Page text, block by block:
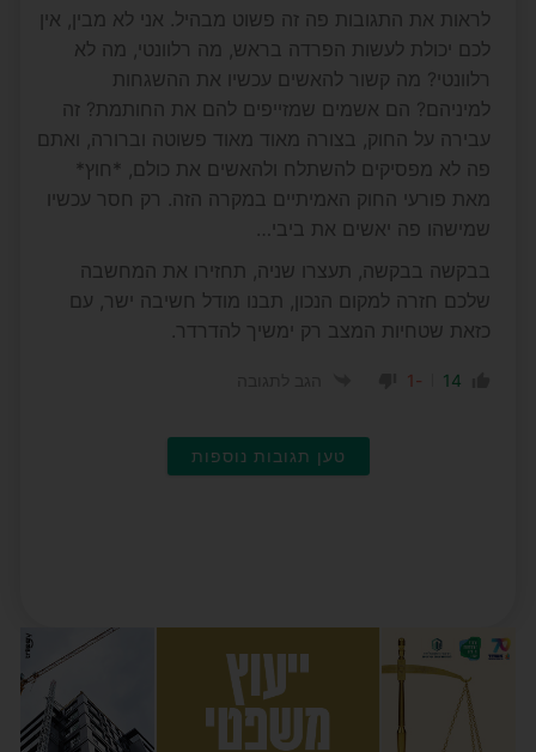
לראות את התגובות פה זה פשוט מבהיל. אני לא מבין, אין
לכם יכולת לעשות הפרדה בראש, מה רלוונטי, מה לא
רלוונטי? מה קשור להאשים עכשיו את ההשגחות
למיניהם? הם אשמים שמזייפים להם את החותמת? זה
עבירה על החוק, בצורה מאוד מאוד פשוטה וברורה, ואתם
פה לא מפסיקים להשתלח ולהאשים את כולם, *חוץ*
מאת פורעי החוק האמיתיים במקרה הזה. רק חסר עכשיו
שמישהו פה יאשים את ביבי…
בבקשה בבקשה, תעצרו שניה, תחזירו את המחשבה
שלכם חזרה למקום הנכון, תבנו מודל חשיבה ישר, עם
כזאת שטחיות המצב רק ימשיך להדרדר.
14
-1
טען תגובות נוספות